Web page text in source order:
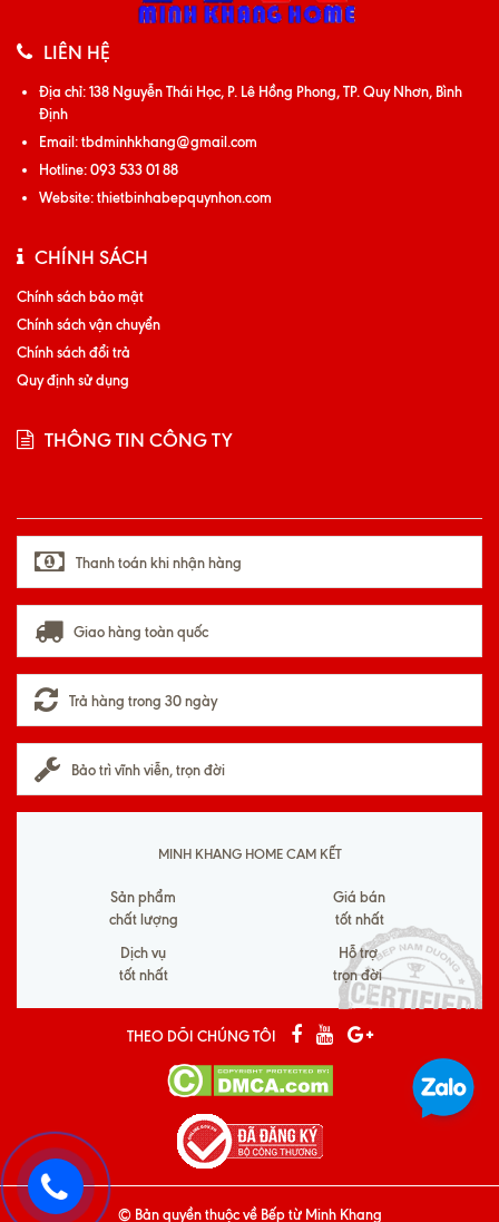
LIÊN HỆ
Địa chỉ:138 Nguyễn Thái Học, P. Lê Hồng Phong, TP. Quy Nhơn, Bình
Định
Email:tbdminhkhang@gmail.com
Hotline:093 533 01 88
Website:thietbinhabepquynhon.com
CHÍNH SÁCH
Chính sách bảo mật
Chính sách vận chuyển
Chính sách đổi trả
Quy định sử dụng
THÔNG TIN CÔNG TY
Thanh toán khi nhận hàng
Giao hàng toàn quốc
Trả hàng trong 30 ngày
Bảo trì vĩnh viễn, trọn đời
MINH KHANG HOME CAM KẾT
Sản phẩm
chất lượng
Giá bán
tốt nhất
Dịch vụ
tốt nhất
Hỗ trợ
trọn đời
THEO DÕI CHÚNG TÔI
© Bản quyền thuộc về Bếp từ Minh Khang